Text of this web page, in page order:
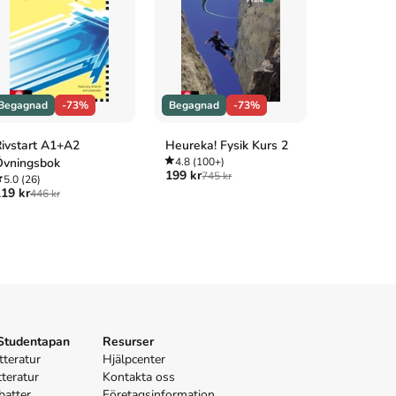
-73%
A1+A2
5.0(26)
kr446 kr
Begagnad -73%
Heureka! Fysik Kurs 2
4.8 (100+)
199 kr745 kr
Resurser
Hjälpcenter
Kontakta oss